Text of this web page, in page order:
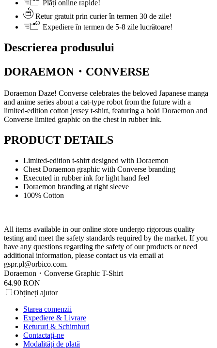
Plăți online rapide!
Retur gratuit prin curier în termen 30 de zile!
Expediere în termen de 5-8 zile lucrătoare!
Descrierea produsului
DORAEMON・CONVERSE
Doraemon Daze! Converse celebrates the beloved Japanese manga
and anime series about a cat-type robot from the future with a
limited-edition cotton jersey t-shirt, featuring a bold Doraemon and
Converse limited graphic on the chest in rubber ink.
PRODUCT DETAILS
Limited-edition t-shirt designed with Doraemon
Chest Doraemon graphic with Converse branding
Executed in rubber ink for light hand feel
Doraemon branding at right sleeve
100% Cotton
All items available in our online store undergo rigorous quality
testing and meet the safety standards required by the market. If you
have any questions regarding the safety of our products or need
additional information, please contact us via email at
gspr.pl@orbico.com.
Doraemon・Converse Graphic T-Shirt
64.90 RON
Obțineți ajutor
Starea comenzii
Expediere & Livrare
Retururi & Schimburi
Contactați-ne
Modalități de plată